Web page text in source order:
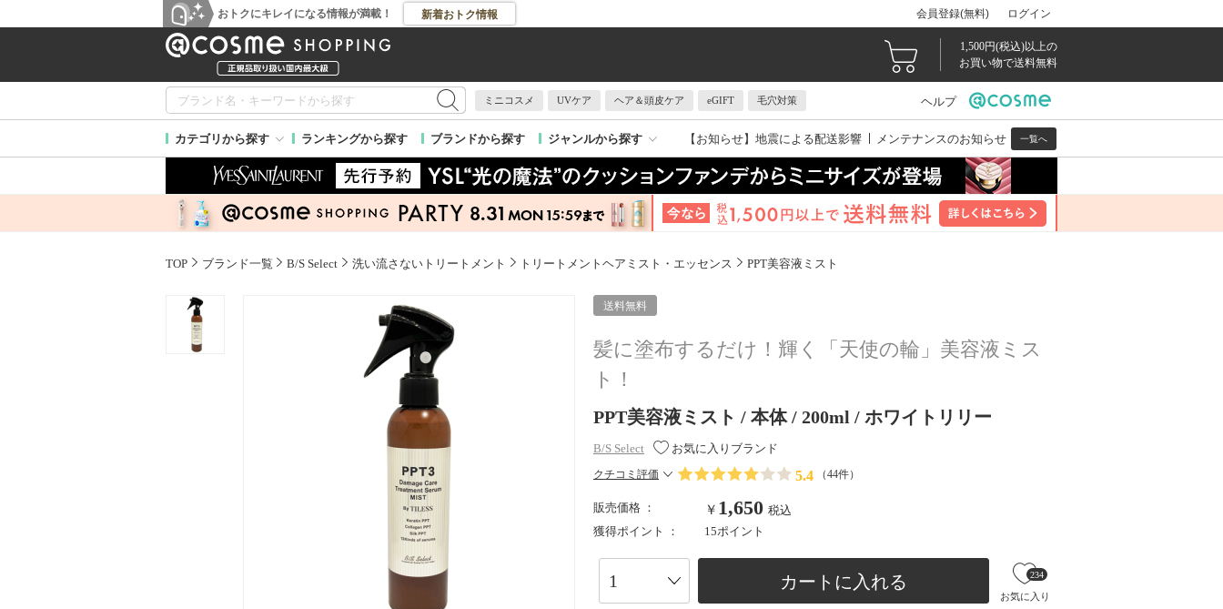
おトクにキレイになる情報が満載！ 新着おトク情報 会員登録(無料) ログイン
1,500円(税込)以上の
お買い物で送料無料
ミニコスメ UVケア ヘア＆頭皮ケア eGIFT 毛穴対策 ヘルプ
カテゴリから探す ランキングから探す ブランドから探す ジャンルから探す 【お知らせ】 地震による配送影響 メンテナンスのお知らせ 一覧へ
TOP ブランド一覧 B/S Select 洗い流さないトリートメント トリートメントヘアミスト・エッセンス PPT美容液ミスト
送料無料
髪に塗布するだけ！輝く「天使の輪」美容液ミス
ト！
PPT美容液ミスト / 本体 / 200ml / ホワイトリリー
B/S Select お気に入りブランド
クチコミ評価 5.4 （44件）
販売価格 ： ￥ 1,650 税込
獲得ポイント ：
15ポイント
カートに入れる
お気に入り
234